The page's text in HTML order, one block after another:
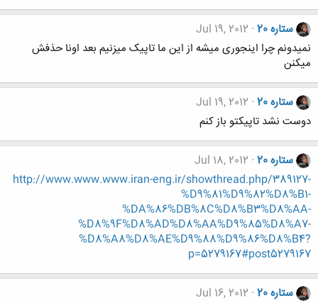
ستاره 20
Jul 19, 2012
نمیدونم چرا اینجوری میشه از این ما تاپیک میزنیم بعد اونا حذفش
میکنن
ستاره 20
Jul 19, 2012
دوست نشد تاپیکتو باز کنم
ستاره 20
Jul 18, 2012
http://www.www.www.iran-eng.ir/showthread.php/389127-
%D9%81%D9%82%D8%B1-
%DA%86%DB%8C%D8%B3%D8%AA-
%D8%9F%D8%AD%D8%AA%D9%85%D8%A7-
%D8%A8%D8%AE%D9%88%D9%86%D8%B4?
p=5279167#post5279167
ستاره 20
Jul 16, 2012